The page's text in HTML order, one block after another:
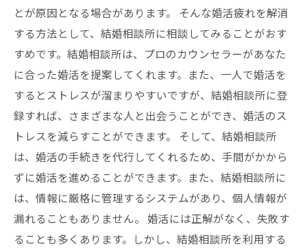
とが原因となる場合があります。 そんな婚活疲れを解消
する方法として、結婚相談所に相談してみることがおす
すめです。結婚相談所は、プロのカウンセラーがあなた
に合った婚活を提案してくれます。また、一人で婚活を
するとストレスが溜まりやすいですが、結婚相談所に登
録すれば、さまざまな人と出会うことができ、婚活のス
トレスを減らすことができます。 そして、結婚相談所
は、婚活の手続きを代行してくれるため、手間がかから
ずに婚活を進めることができます。また、結婚相談所に
は、情報に厳格に管理するシステムがあり、個人情報が
漏れることもありません。 婚活には正解がなく、失敗す
ることも多くあります。しかし、結婚相談所を利用する